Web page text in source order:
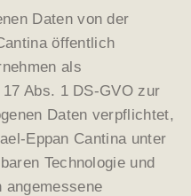
Daten von der
öffentlich
als
Abs. 1 DS-GVO zur
Daten verpflichtet,
Eppan Cantina unter
Technologie und
angemessene